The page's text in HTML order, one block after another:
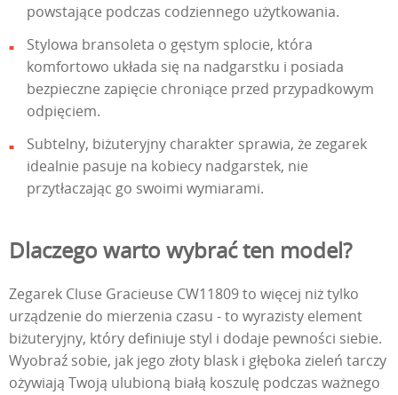
powstające podczas codziennego użytkowania.
Stylowa bransoleta o gęstym splocie, która
komfortowo układa się na nadgarstku i posiada
bezpieczne zapięcie chroniące przed przypadkowym
odpięciem.
Subtelny, biżuteryjny charakter sprawia, że zegarek
idealnie pasuje na kobiecy nadgarstek, nie
przytłaczając go swoimi wymiarami.
Dlaczego warto wybrać ten model?
Zegarek Cluse Gracieuse CW11809 to więcej niż tylko
urządzenie do mierzenia czasu - to wyrazisty element
biżuteryjny, który definiuje styl i dodaje pewności siebie.
Wyobraź sobie, jak jego złoty blask i głęboka zieleń tarczy
ożywiają Twoją ulubioną białą koszulę podczas ważnego